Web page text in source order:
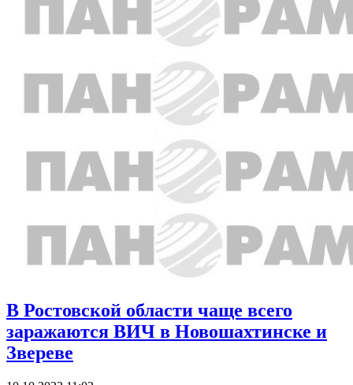
В Ростовской области чаще всего
заражаются ВИЧ в Новошахтинске и
Звереве